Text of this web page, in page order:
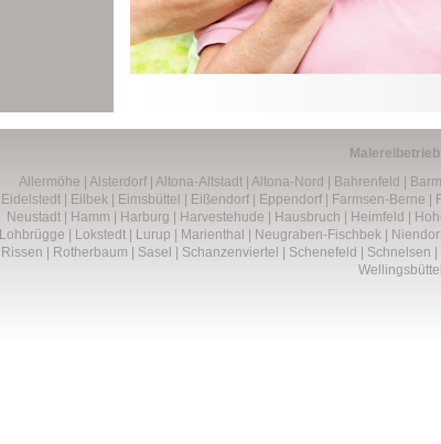
Allermöhe
Alsterdorf| Altona-Altstadt| Altona-Nord Bahrenfeld
Eidelstedt| Eilbek| Eimsbüttel Eißendorf| Eppendorf| Farmsen-Berne
Neustadt| Hamm Harburg Harvestehude Hausbruch Heimfeld |
Lohbrügge
Lokstedt| Lurup Marienthal Neugraben-Fischbek|
Rissen
Rotherbaum Sasel Schanzenviertel Schenefeld Schnelsen
Wellingsbüttel